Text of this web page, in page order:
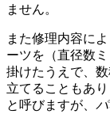
ません。
また修理内容に
ーツを（直径数
掛けたうえで、
立てることもあ
と呼びますが、